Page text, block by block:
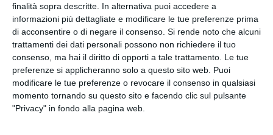
finalità sopra descritte. In alternativa puoi accedere a
informazioni più dettagliate e modificare le tue preferenze prima
di acconsentire o di negare il consenso. Si rende noto che alcuni
trattamenti dei dati personali possono non richiedere il tuo
consenso, ma hai il diritto di opporti a tale trattamento. Le tue
preferenze si applicheranno solo a questo sito web. Puoi
modificare le tue preferenze o revocare il consenso in qualsiasi
momento tornando su questo sito e facendo clic sul pulsante
"Privacy" in fondo alla pagina web.
via Email(GRATUITO)
CONDIVIDI QUESTA
CARTOLINA
Facebook, Twitter, WhatsApp, ...